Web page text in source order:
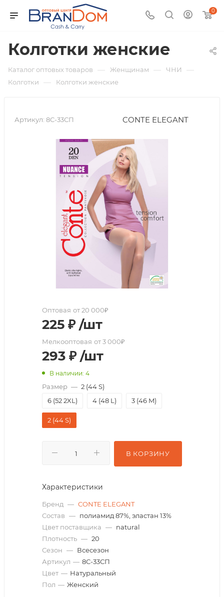
0
Колготки женские
Каталог оптовых товаров — Женщинам — ЧНИ —
Колготки — Колготки женские
Артикул: 8С-33СП CONTE ELEGANT
Оптовая от 20 000₽
225 ₽ /шт
Мелкооптовая от 3 000₽
293 ₽ /шт
В наличии: 4
Размер — 2 (44 S)
6 (52 2XL)
4 (48 L) 3 (46 M)
2 (44 S)
В КОРЗИНУ
Характеристики
Бренд — CONTE ELEGANT
Состав — полиамид 87%, эластан 13%
Цвет поставщика — natural
Плотность — 20
Сезон — Всесезон
Артикул — 8С-33СП
Цвет — Натуральный
Пол — Женский